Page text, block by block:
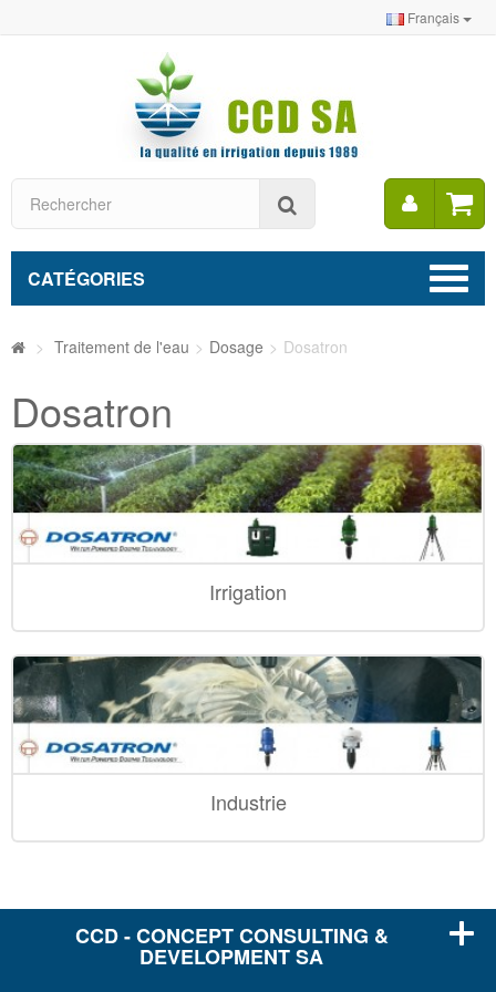
Français
Mon
CATÉGORIES
> Traitement de l'eau > Dosage > Dosatron
Dosatron
Irrigation
Industrie
CCD - CONCEPT CONSULTING &
DEVELOPMENT SA